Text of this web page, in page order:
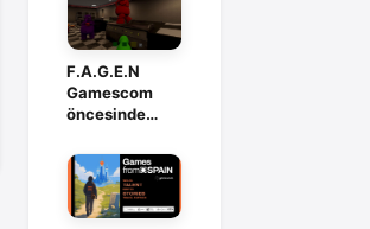
F.A.G.E.N
Gamescom
öncesinde
listesine açıldı